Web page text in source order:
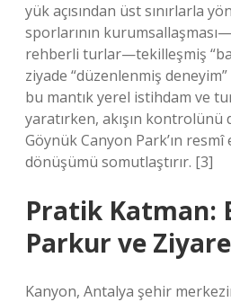
yük açısından üst sınırlarla
sporlarının
rehberli turlar—tekilleşmiş
ziyade “düzenlenmiş
bu mantık yerel istihdam ve
yaratırken, akışın kontrolünü
Göynük Canyon Park’ın
dönüşümü somutlaştırır. [3]
Pratik Katman:
Parkur ve
Kanyon, Antalya şehir